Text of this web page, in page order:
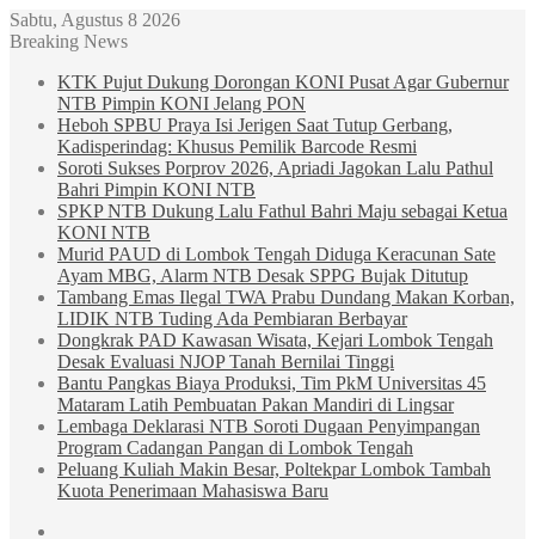
Sabtu, Agustus 8 2026
Breaking News
KTK Pujut Dukung Dorongan KONI Pusat Agar Gubernur
NTB Pimpin KONI Jelang PON
Heboh SPBU Praya Isi Jerigen Saat Tutup Gerbang,
Kadisperindag: Khusus Pemilik Barcode Resmi
Soroti Sukses Porprov 2026, Apriadi Jagokan Lalu Pathul
Bahri Pimpin KONI NTB
SPKP NTB Dukung Lalu Fathul Bahri Maju sebagai Ketua
KONI NTB
Murid PAUD di Lombok Tengah Diduga Keracunan Sate
Ayam MBG, Alarm NTB Desak SPPG Bujak Ditutup
Tambang Emas Ilegal TWA Prabu Dundang Makan Korban,
LIDIK NTB Tuding Ada Pembiaran Berbayar
Dongkrak PAD Kawasan Wisata, Kejari Lombok Tengah
Desak Evaluasi NJOP Tanah Bernilai Tinggi
Bantu Pangkas Biaya Produksi, Tim PkM Universitas 45
Mataram Latih Pembuatan Pakan Mandiri di Lingsar
Lembaga Deklarasi NTB Soroti Dugaan Penyimpangan
Program Cadangan Pangan di Lombok Tengah
Peluang Kuliah Makin Besar, Poltekpar Lombok Tambah
Kuota Penerimaan Mahasiswa Baru